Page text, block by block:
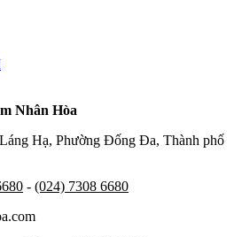
Nhân Hòa
Hạ, Phường Đống Đa, Thành phố
- (024) 7308 6680